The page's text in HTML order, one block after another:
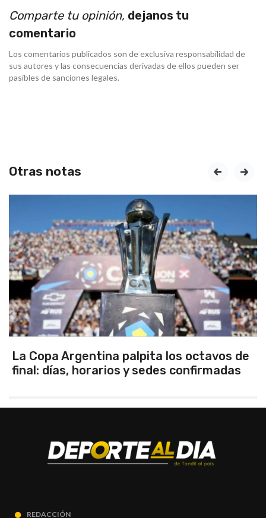
Comparte tu opinión, dejanos tu
comentario
Los comentarios publicados son de exclusiva responsabilidad de
sus autores y las consecuencias derivadas de ellos pueden ser
pasibles de sanciones legales.
Otras notas
La Copa Argentina palpita los octavos de
final: días, horarios y sedes confirmadas
prev next
REDACCIÓN